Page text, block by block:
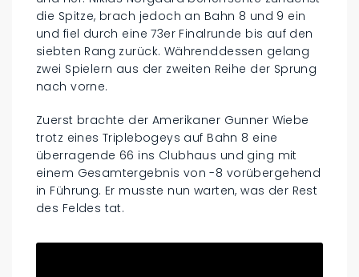
die Spitze, brach jedoch an Bahn 8 und 9 ein
und fiel durch eine 73er Finalrunde bis auf den
siebten Rang zurück. Währenddessen gelang
zwei Spielern aus der zweiten Reihe der Sprung
nach vorne.
Zuerst brachte der Amerikaner Gunner Wiebe
trotz eines Triplebogeys auf Bahn 8 eine
überragende 66 ins Clubhaus und ging mit
einem Gesamtergebnis von -8 vorübergehend
in Führung. Er musste nun warten, was der Rest
des Feldes tat.